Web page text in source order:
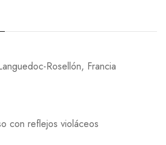
Rosellón, Francia
con reflejos violáceos